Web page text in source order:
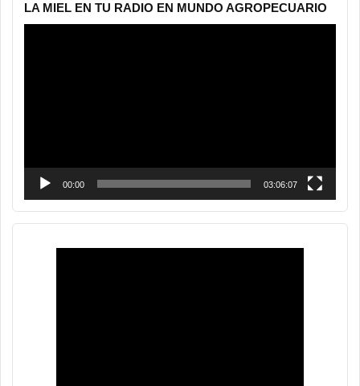
LA MIEL EN TU RADIO EN MUNDO AGROPECUARIO
00:00 03:06:07